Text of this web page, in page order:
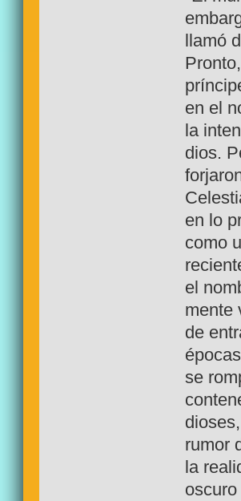
llamó
en el
la
dios.
en lo
como
el
mente
de
se
rumor
la